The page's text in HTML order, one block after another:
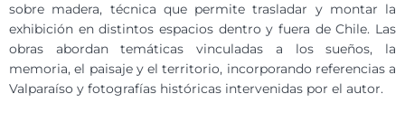
sobre madera, técnica que permite trasladar y montar la
exhibición en distintos espacios dentro y fuera de Chile. Las
obras abordan temáticas vinculadas a los sueños, la
memoria, el paisaje y el territorio, incorporando referencias a
Valparaíso y fotografías históricas intervenidas por el autor.